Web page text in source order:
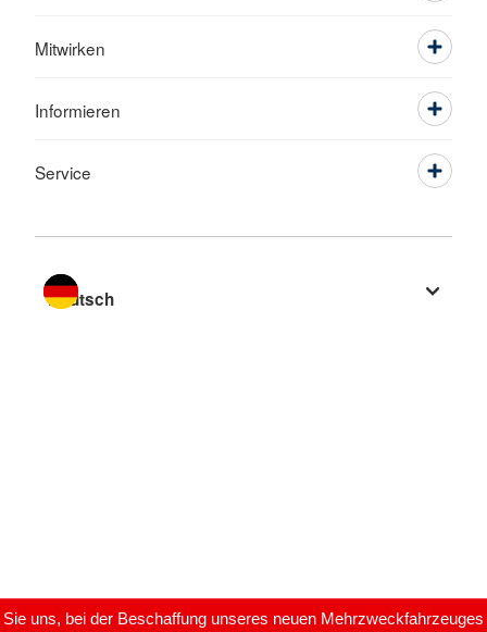
Mitwirken
Informieren
Service
Sprache wechseln zu
uns, bei der Beschaffung unseres neuen Mehrzweckfahrzeuges